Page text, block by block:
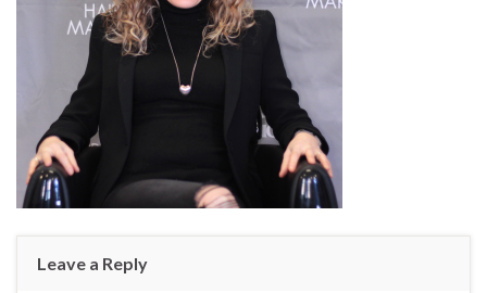
Leave a Reply